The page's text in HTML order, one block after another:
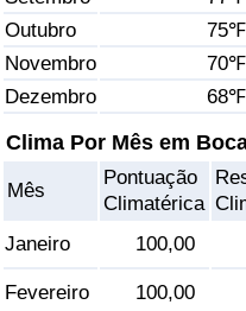
Outubro
75℉
Novembro
70℉
Dezembro
68℉
Clima Por Mês em
Mês
Pontuação
Climatérica
Janeiro
100,00
Fevereiro 100,00
Saúde
Indicador de Saúde
Poluição